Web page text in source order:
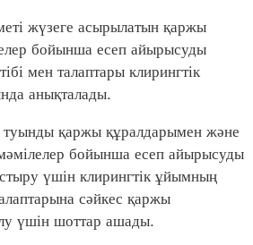
жүзеге асырылатын қаржы
бойынша есеп айырысуды
мен талаптары клирингтік
анықталады.
қаржы құралдарымен және
бойынша есеп айырысуды
үшін клирингтік ұйымның
сәйкес қаржы
үшін шоттар ашады.